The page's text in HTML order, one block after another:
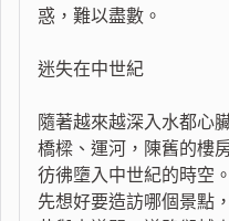
惑，難以盡數。
迷失在中世紀
隨著越來越深入水都心
橋樑、運河，陳舊的樓
彷彿墮入中世紀的時空
先想好要造訪哪個景點